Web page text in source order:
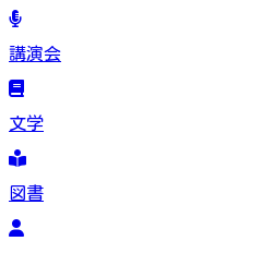
講演会
文学
図書